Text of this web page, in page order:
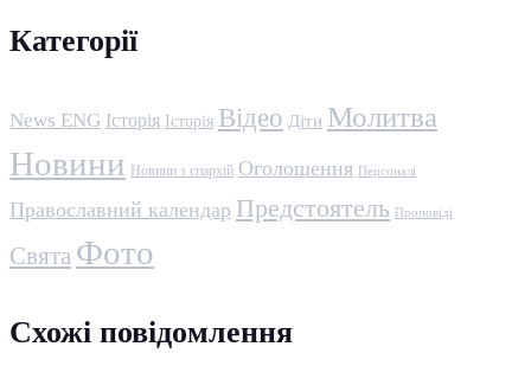
Категорії
News ENG Історія Історія Відео Діти Молитва
Новини Новини з єпархій Оголошення Персоналі
Православний календар Предстоятель Проповіді
Свята Фото
Схожі повідомлення